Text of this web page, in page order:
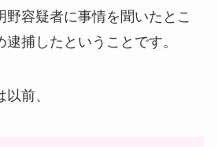
容疑者に事情を聞いたとこ
捕したということです。
前、